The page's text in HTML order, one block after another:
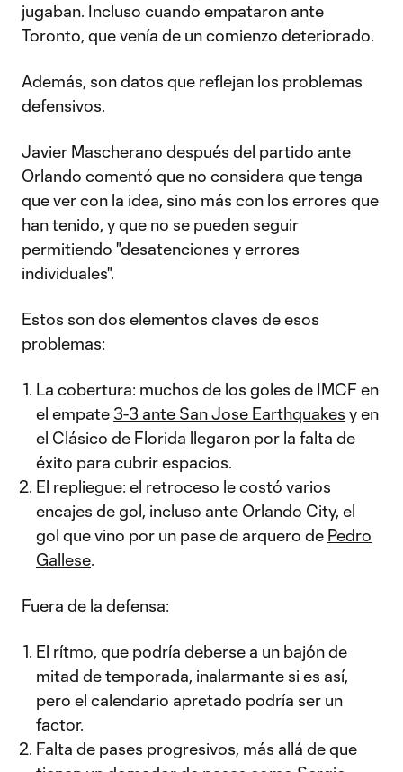
jugaban. Incluso cuando empataron ante
Toronto, que venía de un comienzo deteriorado.
Además, son datos que reflejan los problemas
defensivos.
Javier Mascherano después del partido ante
Orlando comentó que no considera que tenga
que ver con la idea, sino más con los errores que
han tenido, y que no se pueden seguir
permitiendo "desatenciones y errores
individuales".
Estos son dos elementos claves de esos
problemas:
La cobertura: muchos de los goles de IMCF en
el empate 3-3 ante San Jose Earthquakes y en
el Clásico de Florida llegaron por la falta de
éxito para cubrir espacios.
El repliegue: el retroceso le costó varios
encajes de gol, incluso ante Orlando City, el
gol que vino por un pase de arquero de Pedro
Gallese.
Fuera de la defensa:
El rítmo, que podría deberse a un bajón de
mitad de temporada, inalarmante si es así,
pero el calendario apretado podría ser un
factor.
Falta de pases progresivos, más allá de que